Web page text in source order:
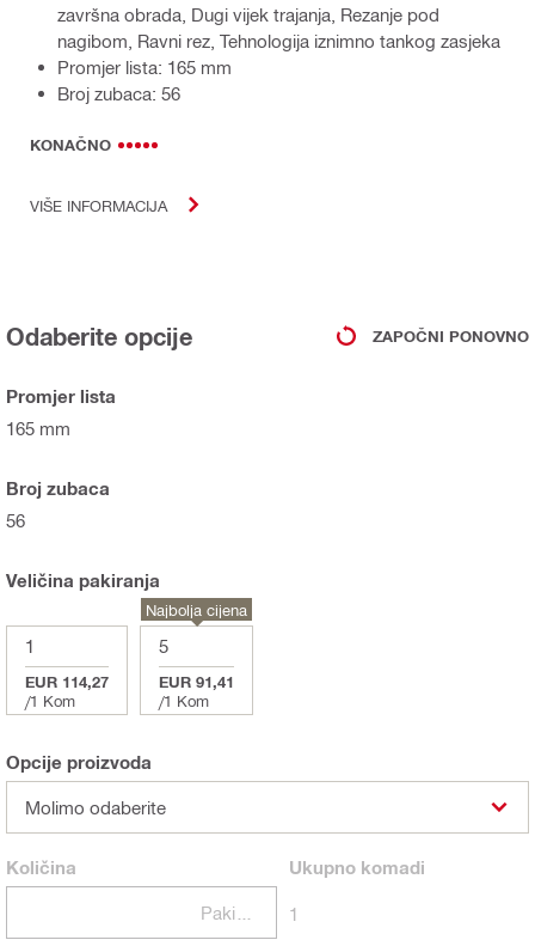
završna obrada, Dugi vijek trajanja, Rezanje pod
nagibom, Ravni rez, Tehnologija iznimno tankog zasjeka
Promjer lista: 165 mm
Broj zubaca: 56
KONAČNO
VIŠE INFORMACIJA
Odaberite opcije ZAPOČNI PONOVNO
Promjer lista
165 mm
Broj zubaca
56
Veličina pakiranja
1
EUR 114,27
/1 Kom
5
EUR 91,41
/1 Kom
Najbolja cijena
Opcije proizvoda
Molimo odaberite
Količina Ukupnokomadi
1